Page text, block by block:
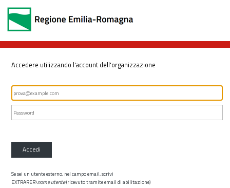
Accedere utilizzando l'account dell'organizzazione
Accedi
Se sei un utente esterno, nel campo email, scrivi
EXTRARER\nome utente(ricevuto tramite email di abilitazione)